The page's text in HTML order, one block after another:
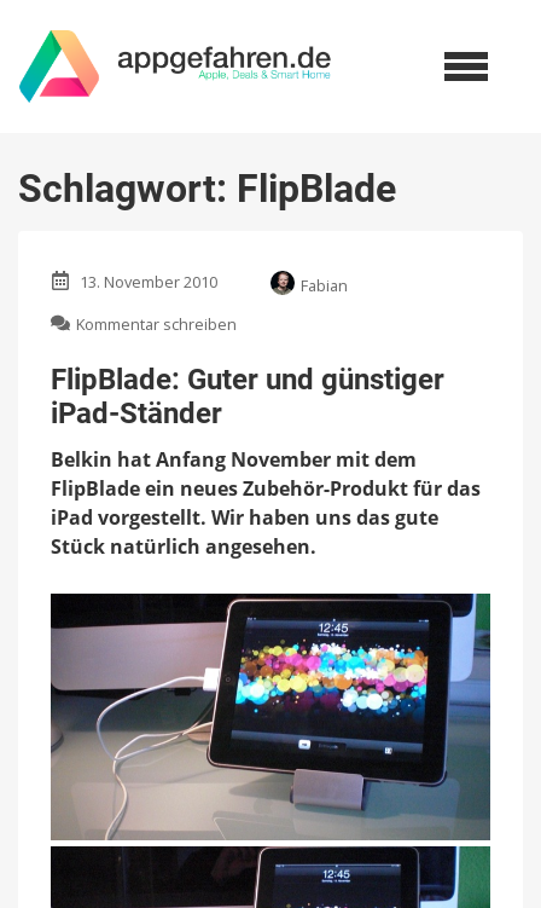
Schlagwort: FlipBlade
13. November 2010
Fabian
Kommentar schreiben
Guter
und
Ständer
FlipBlade: Guter und günstiger
iPad-Ständer
Belkin hat Anfang November mit dem
FlipBlade ein neues Zubehör-Produkt für das
iPad vorgestellt. Wir haben uns das gute
Stück natürlich angesehen.